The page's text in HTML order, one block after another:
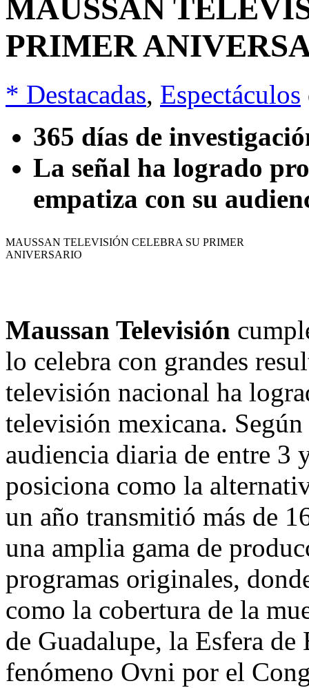
MAUSSAN
PRIMER
* Destacadas, Espectáculos
365 días de
La señal ha logrado
empatiza con su
MAUSSAN TELEVISIÓN CELEBRA SU PRIMER
ANIVERSARIO
Maussan Televisión
lo celebra con grandes
televisión nacional ha
televisión mexicana.
audiencia diaria de entre 3
posiciona como la
un año transmitió más de
una amplia gama de
programas originales,
como la cobertura de la
de Guadalupe, la Esfera
fenómeno Ovni por el